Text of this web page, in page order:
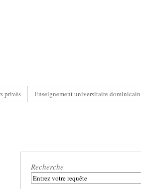
privés
Enseignement universitaire dominicain
Recherche